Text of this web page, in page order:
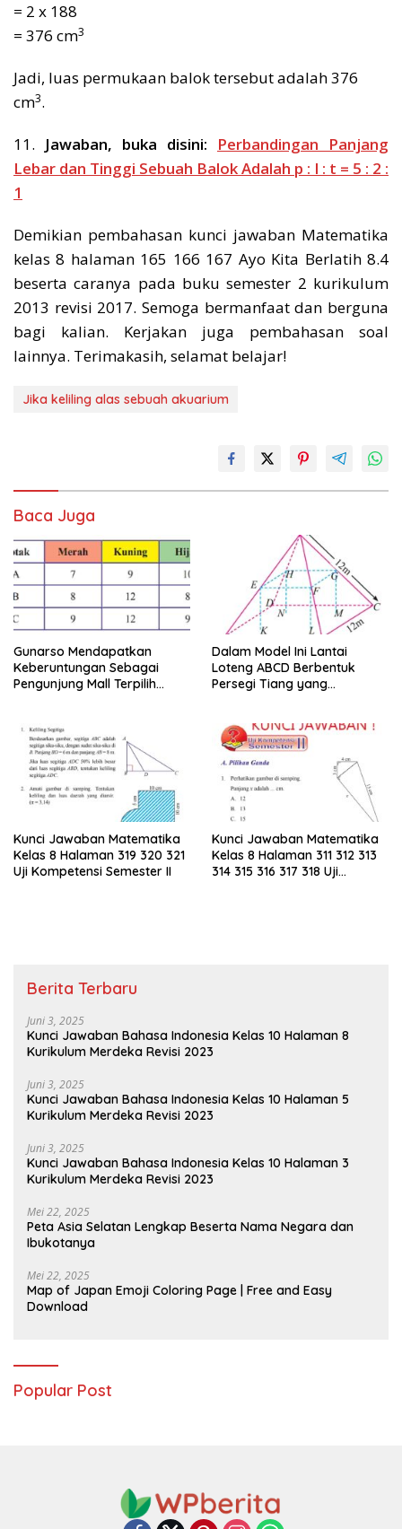
= 2 x 188
= 376 cm3
Jadi, luas permukaan balok tersebut adalah 376
cm3.
11. Jawaban, buka disini: Perbandingan Panjang
Lebar dan Tinggi Sebuah Balok Adalah p : l : t = 5 : 2 :
1
Demikian pembahasan kunci jawaban Matematika
kelas 8 halaman 165 166 167 Ayo Kita Berlatih 8.4
beserta caranya pada buku semester 2 kurikulum
2013 revisi 2017. Semoga bermanfaat dan berguna
bagi kalian. Kerjakan juga pembahasan soal
lainnya. Terimakasih, selamat belajar!
Jika keliling alas sebuah akuarium
Baca Juga
Gunarso Mendapatkan
Keberuntungan Sebagai
Pengunjung Mall Terpilih
Dalam Model Ini Lantai
Loteng ABCD Berbentuk
Persegi Tiang yang
Kunci Jawaban Matematika
Kelas 8 Halaman 319 320 321
Uji Kompetensi Semester II
Kunci Jawaban Matematika
Kelas 8 Halaman 311 312 313
314 315 316 317 318 Uji
Berita Terbaru
Juni 3, 2025
Kunci Jawaban Bahasa Indonesia Kelas 10 Halaman 8
Kurikulum Merdeka Revisi 2023
Juni 3, 2025
Kunci Jawaban Bahasa Indonesia Kelas 10 Halaman 5
Kurikulum Merdeka Revisi 2023
Juni 3, 2025
Kunci Jawaban Bahasa Indonesia Kelas 10 Halaman 3
Kurikulum Merdeka Revisi 2023
Mei 22, 2025
Peta Asia Selatan Lengkap Beserta Nama Negara dan
Ibukotanya
Mei 22, 2025
Map of Japan Emoji Coloring Page | Free and Easy
Download
Popular Post